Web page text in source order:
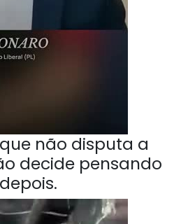
não disputa a
decide pensando